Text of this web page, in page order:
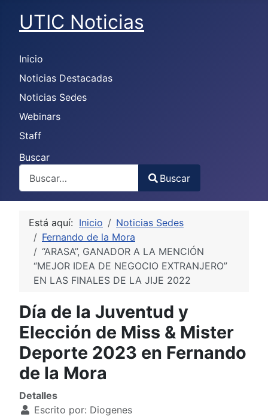
UTIC Noticias
Inicio
Noticias Destacadas
Noticias Sedes
Webinars
Staff
Buscar
Type 2 or more characters for results.
Buscar
Está aquí: Inicio
Noticias Sedes
Fernando de la Mora
“ARASA”, GANADOR A LA MENCIÓN
“MEJOR IDEA DE NEGOCIO EXTRANJERO”
EN LAS FINALES DE LA JIJE 2022
Día de la Juventud y
Elección de Miss & Mister
Deporte 2023 en Fernando
de la Mora
Detalles
Escrito por: Diogenes